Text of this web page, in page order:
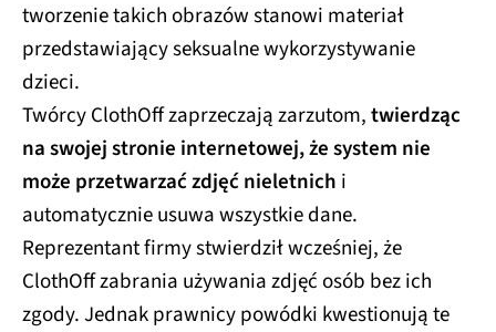
tworzenie takich obrazów stanowi materiał
przedstawiający seksualne wykorzystywanie
dzieci.​
Twórcy ClothOff zaprzeczają zarzutom,twierdząc
na swojej stronie internetowej, że system nie
może przetwarzać zdjęć nieletnich i
automatycznie usuwa wszystkie dane.
Reprezentant firmy stwierdził wcześniej, że
ClothOff zabrania używania zdjęć osób bez ich
zgody. Jednak prawnicy powódki kwestionują te